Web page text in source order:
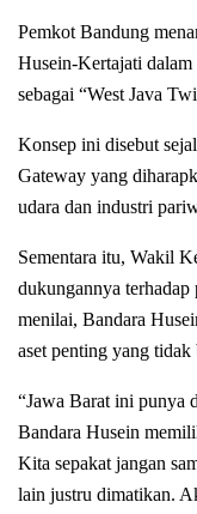
Pemkot Bandung
Husein-Kertajati dalam
sebagai “West Java
Konsep ini disebut
Gateway yang
udara dan industri
Sementara itu, Wakil
dukungannya terhadap
menilai, Bandara
aset penting yang
“Jawa Barat ini punya
Bandara Husein
Kita sepakat jangan
lain justru dimatikan.